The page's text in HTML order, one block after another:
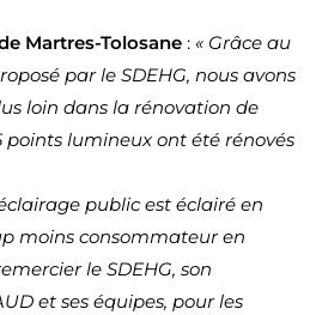
Martres-Tolosane : « Grâce au
par le SDEHG, nous avons
loin dans la rénovation de
points lumineux ont été rénovés
public est éclairé en
moins consommateur en
le SDEHG, son
et ses équipes, pour les